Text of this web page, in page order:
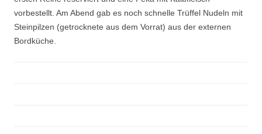
vorbestellt. Am Abend gab es noch schnelle Trüffel Nudeln mit
Steinpilzen (getrocknete aus dem Vorrat) aus der externen
Bordküche.